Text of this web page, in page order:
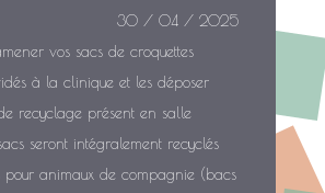
30 / 04 / 2025
vos sacs de croquettes
à la clinique et les déposer
recyclage présent en salle
seront intégralement recyclés
pour animaux de compagnie (bacs